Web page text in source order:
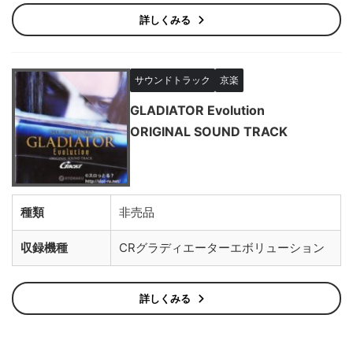
詳しくみる
サウンドトラック 京楽
GLADIATOR Evolution
ORIGINAL SOUND TRACK
種類 非売品
収録機種 CRグラディエーターエボリューション
詳しくみる